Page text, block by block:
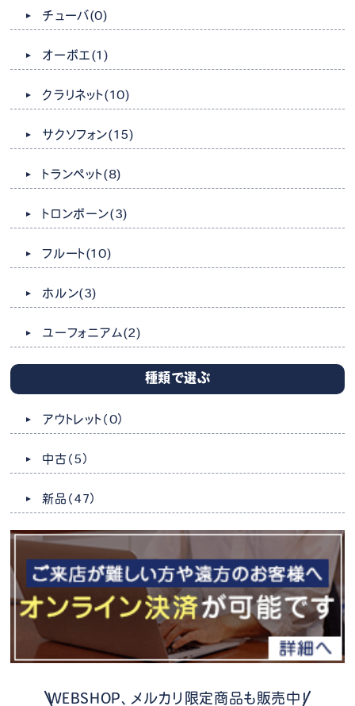
チューバ(0)
オーボエ (1)
クラリネット(10)
サクソフォン(15)
トランペット(8)
トロンボーン(3)
フルート(10)
ホルン(3)
ユーフォニアム (2)
種類で選ぶ
アウトレット （0）
中古 （5）
新品 （47）
WEBSHOP、メルカリ限定商品も販売中！